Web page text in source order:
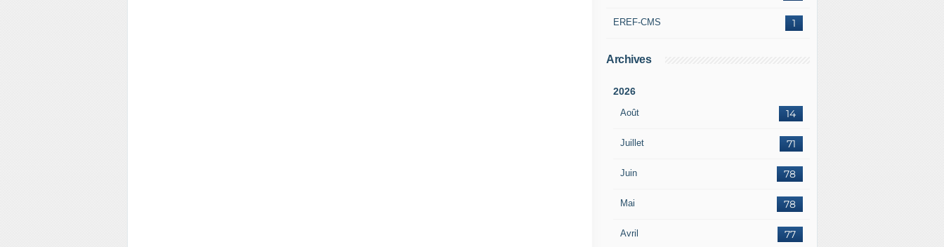
1
EREF-CMS
Archives
2026
Août 14
Juillet 71
Juin 78
Mai 78
Avril 77